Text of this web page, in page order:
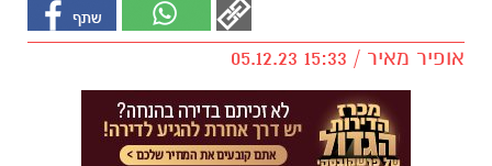
אופיר מאיר / 15:33 05.12.23